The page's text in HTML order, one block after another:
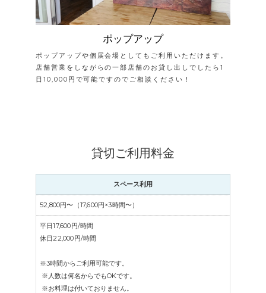
ポップアップ
ポップアップや個展会場としてもご利用いただけます。
店舗営業をしながらの一部店舗のお貸し出しでしたら1
日10,000円で可能ですのでご相談ください！
貸切ご利用料金
スペース利用
52,800円〜（17,600円×3時間〜）
平日17,600円/時間
休日22,000円/時間
※3時間からご利用可能です。
※人数は何名からでもOKです。
※お料理は付いておりません。